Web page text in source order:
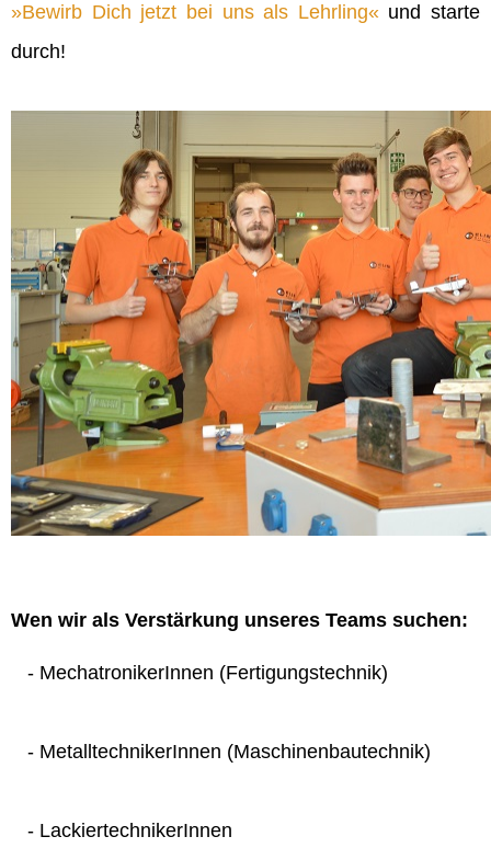
Bewirb Dich jetzt bei uns als Lehrling und starte
durch!
Wen wir als Verstärkung unseres Teams suchen:
- MechatronikerInnen (Fertigungstechnik)
- MetalltechnikerInnen (Maschinenbautechnik)
- LackiertechnikerInnen